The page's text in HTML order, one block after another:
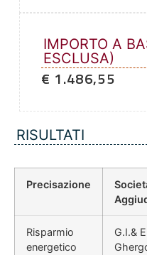
IMPORTO A
ESCLUSA)
€ 1.486,55
RISULTATI
Precisazione
Risparmio
energetico
G.I.&